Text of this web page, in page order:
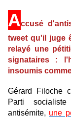
Accusé
tweet qu'il juge
relayé une
signataires :
insoumis
Gérard Filoche
Parti
antisémite, une